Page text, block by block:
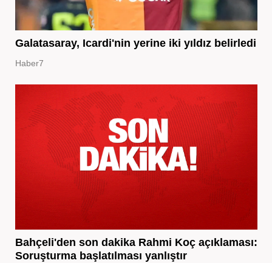
Galatasaray, Icardi'nin yerine iki yıldız belirledi
Haber7
Bahçeli'den son dakika Rahmi Koç açıklaması:
Soruşturma başlatılması yanlıştır